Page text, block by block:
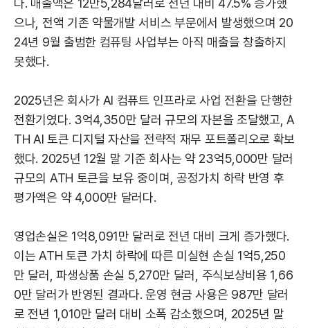
다. 매출액은 12만5,284달러로 전년 대비 47.5% 증가했
으나, 전액 기존 약물개발 서비스 부문에서 발생했으며 20
24년 9월 출범한 컴퓨팅 사업부는 아직 매출을 창출하지
못했다.
2025년은 회사가 AI 컴퓨트 인프라로 사업 전환을 단행한
전환기였다. 3억4,350만 달러 규모의 자본을 조달했고, A
TH AI 토큰 디지털 자산을 전략적 재무 포트폴리오로 확보
했다. 2025년 12월 말 기준 회사는 약 23억5,000만 달러
규모의 ATH 토큰을 보유 중이며, 공정가치 하락 반영 후
평가액은 약 4,000만 달러다.
영업손실은 1억8,091만 달러로 전년 대비 크게 증가했다.
이는 ATH 토큰 가치 하락에 따른 미실현 손실 1억5,250
만 달러, 파생상품 손실 5,270만 달러, 주식보상비용 1,66
0만 달러가 반영된 결과다. 운영 현금 사용은 987만 달러
로 전년 1,010만 달러 대비 소폭 감소했으며, 2025년 말